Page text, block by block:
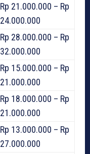
Rp 21.000.000 – Rp
24.000.000
Rp 28.000.000 – Rp
32.000.000
Rp 15.000.000 – Rp
21.000.000
Rp 18.000.000 – Rp
21.000.000
Rp 13.000.000 – Rp
27.000.000